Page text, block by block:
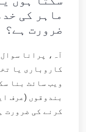
ماہر کی
ضرورت ہے؟
آہ، پرانا
کاروباری یا
ویب سائٹ بنا
بندوقوں (عرف
کرنے کی ضرورت